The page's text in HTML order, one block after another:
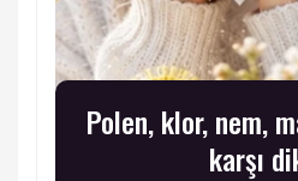
Polen, klor, nem,
karşı